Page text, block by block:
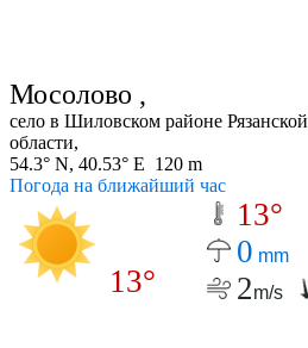
Мосолово ,
cело в Шиловском районе Рязанской
области,
54.3° N, 40.53° E 120 m
Погода на ближайший час
13°
13°
0 mm
2m/s